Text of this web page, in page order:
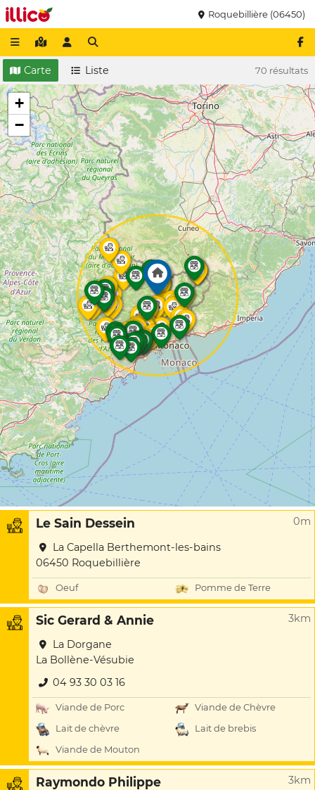
Roquebillière (06450)
70 résultats
Carte Liste
+
−
Le Sain Dessein 0m
La Capella Berthemont-les-bains
06450 Roquebillière
Oeuf Pomme de Terre
Sic Gerard & Annie 3km
La Dorgane
La Bollène-Vésubie
04 93 30 03 16
Viande de Porc
Viande de Chèvre
Lait de chèvre
Lait de brebis
Viande de Mouton
Raymondo Philippe 3km